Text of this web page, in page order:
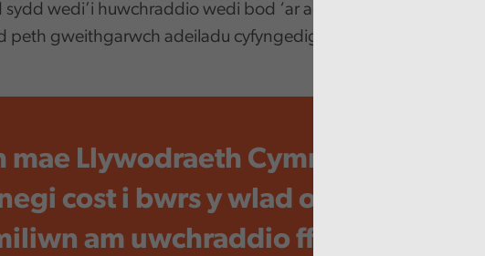
sydd wedi’i huwchraddio wedi bod ‘ar agor’ ers mis Tachwedd
peth gweithgarwch adeiladu cyfyngedig yn dal i fynd rhagddo.
mae Llywodraeth Cymru’n
cost i bwrs y wlad o oddeutu
am uwchraddio ffordd yr A465